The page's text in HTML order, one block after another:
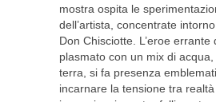
mostra ospita le
dell’artista, concentrate
Don Chisciotte. L’eroe errante
plasmato con un mix di
terra, si fa presenza
incarnare la tensione tra realtà